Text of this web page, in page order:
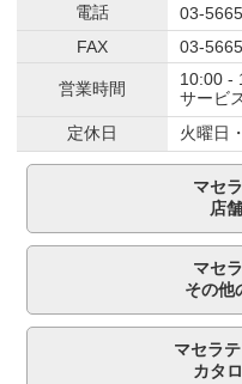
電話
03-
FAX
03-
営業時間
10:00 -
サービ
定休日
火曜日
マセ
店
マセ
その他
マセラ
カタ